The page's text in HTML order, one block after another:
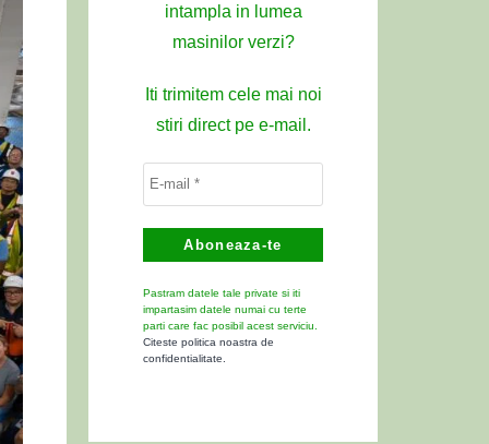
intampla in lumea
masinilor verzi?
Iti trimitem cele mai noi
stiri direct pe e-mail.
Pastram datele tale private si iti
impartasim datele numai cu terte
parti care fac posibil acest serviciu.
Citeste politica noastra de
confidentialitate.